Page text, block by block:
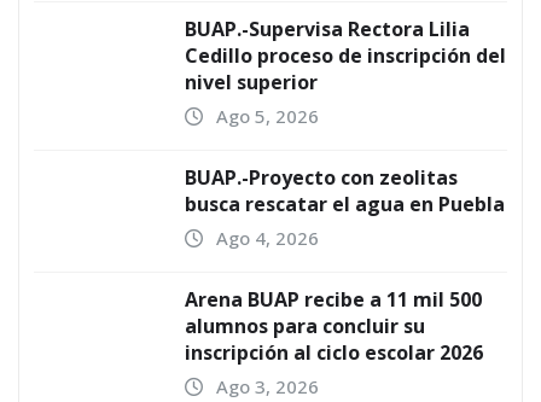
BUAP.-Supervisa Rectora Lilia
Cedillo proceso de inscripción del
nivel superior
Ago 5, 2026
BUAP.-Proyecto con zeolitas
busca rescatar el agua en Puebla
Ago 4, 2026
Arena BUAP recibe a 11 mil 500
alumnos para concluir su
inscripción al ciclo escolar 2026
Ago 3, 2026